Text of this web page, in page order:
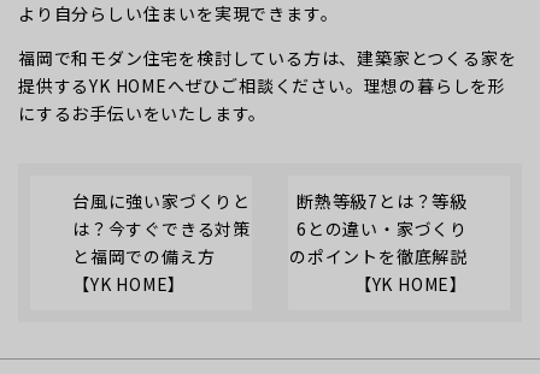
より自分らしい住まいを実現できます。
福岡で和モダン住宅を検討している方は、建築家とつくる家を
提供するYK HOMEへぜひご相談ください。理想の暮らしを形
にするお手伝いをいたします。
台風に強い家づくりと
は？今すぐできる対策
と福岡での備え方
【YK HOME】
断熱等級7とは？等級
6との違い・家づくり
のポイントを徹底解説
【YK HOME】